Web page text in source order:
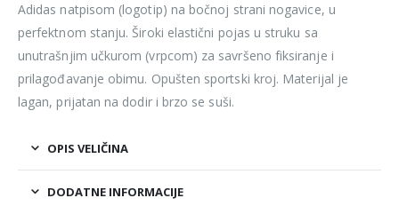
Adidas natpisom (logotip) na bočnoj strani nogavice, u
perfektnom stanju. Široki elastični pojas u struku sa
unutrašnjim učkurom (vrpcom) za savršeno fiksiranje i
prilagođavanje obimu. Opušten sportski kroj. Materijal je
lagan, prijatan na dodir i brzo se suši.
OPIS VELIČINA
DODATNE INFORMACIJE